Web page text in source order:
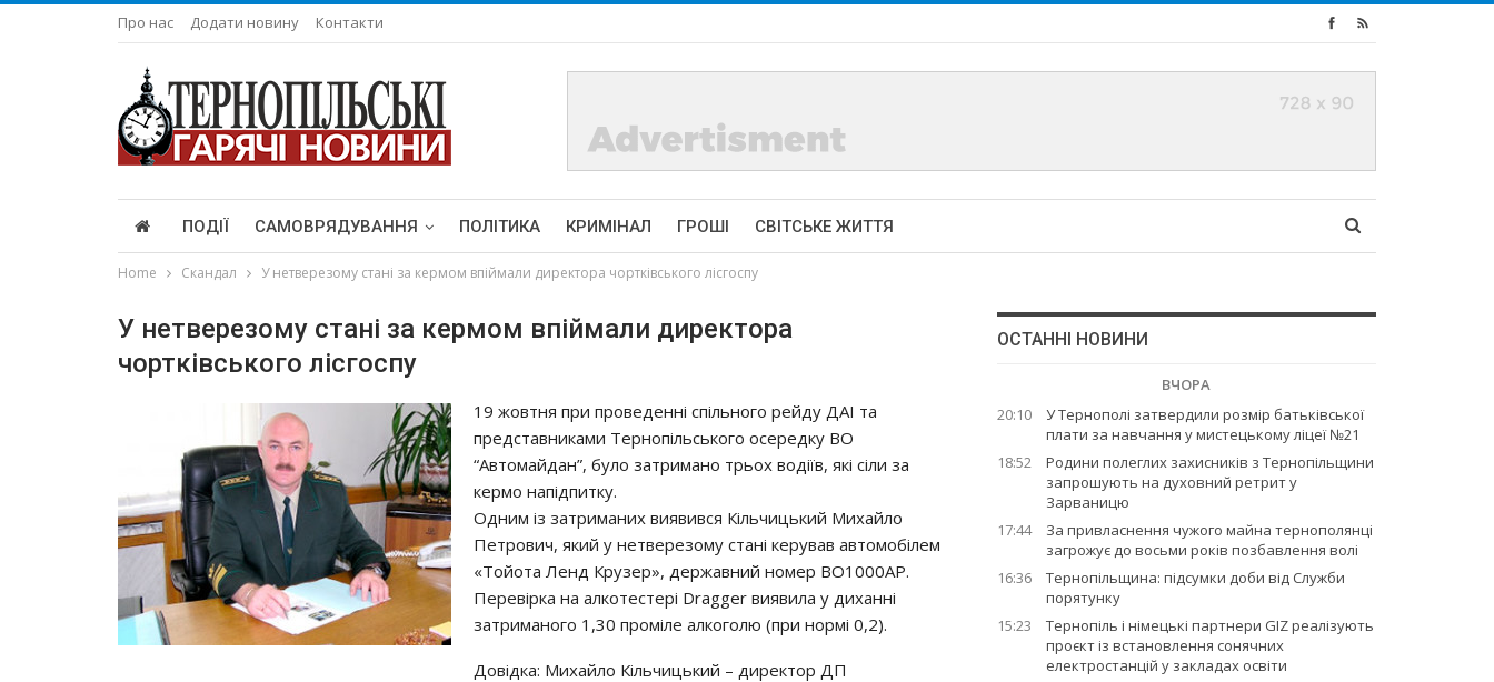
Про нас Додати новину Контакти
ПОДІЇ САМОВРЯДУВАННЯ ПОЛІТИКА КРИМІНАЛ ГРОШІ СВІТСЬКЕ ЖИТТЯ
Home Скандал У нетверезому стані за кермом впіймали директора чортківського лісгоспу
У нетверезому стані за кермом впіймали директора
чортківського лісгоспу
19 жовтня при проведенні спільного рейду ДАІ та
представниками Тернопільського осередку ВО
“Автомайдан”, було затримано трьох водіїв, які сіли за
кермо напідпитку.
Одним із затриманих виявився Кільчицький Михайло
Петрович, який у нетверезому стані керував автомобілем
«Тойота Ленд Крузер», державний номер ВО1000АР.
Перевірка на алкотестері Dragger виявила у диханні
затриманого 1,30 проміле алкоголю (при нормі 0,2).
Довідка: Михайло Кільчицький – директор ДП
ОСТАННІ НОВИНИ
ВЧОРА
20:10
У Тернополі затвердили розмір батьківської
плати за навчання у мистецькому ліцеї №21
18:52
Родини полеглих захисників з Тернопільщини
запрошують на духовний ретрит у
Зарваницю
17:44
За привласнення чужого майна тернополянці
загрожує до восьми років позбавлення волі
16:36
Тернопільщина: підсумки доби від Служби
порятунку
15:23
Тернопіль і німецькі партнери GIZ реалізують
проєкт із встановлення сонячних
електростанцій у закладах освіти